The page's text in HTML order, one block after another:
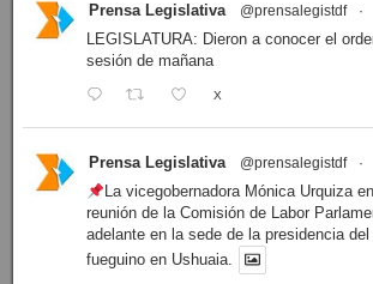
Prensa Legislativa @prensalegistdf ·
LEGISLATURA: Dieron a conocer el
sesión de mañana
X
Prensa Legislativa @prensalegistdf ·
La vicegobernadora Mónica Urquiza
reunión de la Comisión de Labor
adelante en la sede de la presidencia
fueguino en Ushuaia.